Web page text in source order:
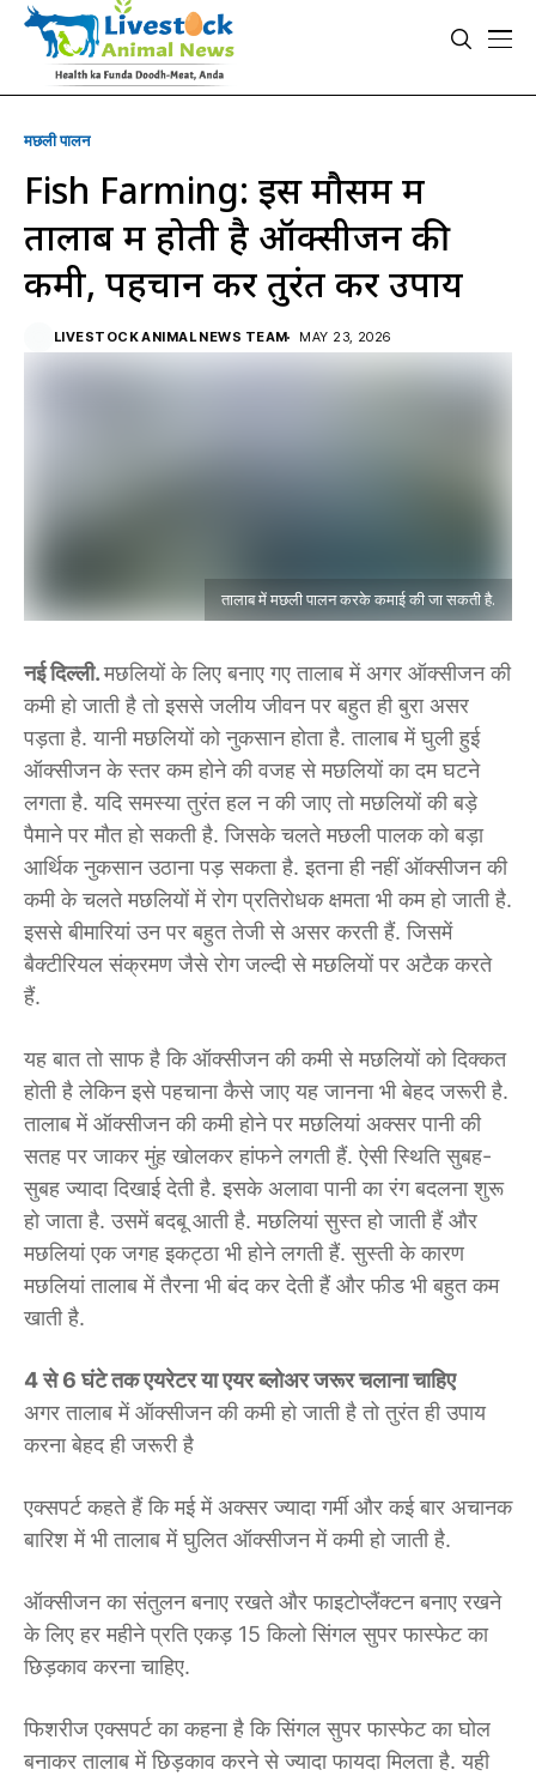
मछली पालन
Fish Farming: इस मौसम में
तालाब में होती है ऑक्सीजन की
कमी, पहचान कर तुरंत करें उपाय
LIVESTOCK ANIMAL NEWS TEAM MAY 23, 2026
तालाब में मछली पालन करके कमाई की जा सकती है.
नई दिल्ली.मछलियों के लिए बनाए गए तालाब में अगर ऑक्सीजन की
कमी हो जाती है तो इससे जलीय जीवन पर बहुत ही बुरा असर
पड़ता है. यानी मछलियों को नुकसान होता है. तालाब में घुली हुई
ऑक्सीजन के स्तर कम होने की वजह से मछलियों का दम घटने
लगता है. यदि समस्या तुरंत हल न की जाए तो मछलियों की बड़े
पैमाने पर मौत हो सकती है. जिसके चलते मछली पालक को बड़ा
आर्थिक नुकसान उठाना पड़ सकता है. इतना ही नहीं ऑक्सीजन की
कमी के चलते मछलियों में रोग प्रतिरोधक क्षमता भी कम हो जाती है.
इससे बीमारियां उन पर बहुत तेजी से असर करती हैं. जिसमें
बैक्टीरियल संक्रमण जैसे रोग जल्दी से मछलियों पर अटैक करते
हैं.
यह बात तो साफ है कि ऑक्सीजन की कमी से मछलियों को दिक्कत
होती है लेकिन इसे पहचाना कैसे जाए यह जानना भी बेहद जरूरी है.
तालाब में ऑक्सीजन की कमी होने पर मछलियां अक्सर पानी की
सतह पर जाकर मुंह खोलकर हांफने लगती हैं. ऐसी स्थिति सुबह-
सुबह ज्यादा दिखाई देती है. इसके अलावा पानी का रंग बदलना शुरू
हो जाता है. उसमें बदबू आती है. मछलियां सुस्त हो जाती हैं और
मछलियां एक जगह इकट्ठा भी होने लगती हैं. सुस्ती के कारण
मछलियां तालाब में तैरना भी बंद कर देती हैं और फीड भी बहुत कम
खाती है.
4 से 6 घंटे तक एयरेटर या एयर ब्लोअर जरूर चलाना चाहिए
अगर तालाब में ऑक्सीजन की कमी हो जाती है तो तुरंत ही उपाय
करना बेहद ही जरूरी है
एक्सपर्ट कहते हैं कि मई में अक्सर ज्यादा गर्मी और कई बार अचानक
बारिश में भी तालाब में घुलित ऑक्सीजन में कमी हो जाती है.
ऑक्सीजन का संतुलन बनाए रखते और फाइटोप्लैंक्टन बनाए रखने
के लिए हर महीने प्रति एकड़ 15 किलो सिंगल सुपर फास्फेट का
छिड़काव करना चाहिए.
फिशरीज एक्सपर्ट का कहना है कि सिंगल सुपर फास्फेट का घोल
बनाकर तालाब में छिड़काव करने से ज्यादा फायदा मिलता है. यही